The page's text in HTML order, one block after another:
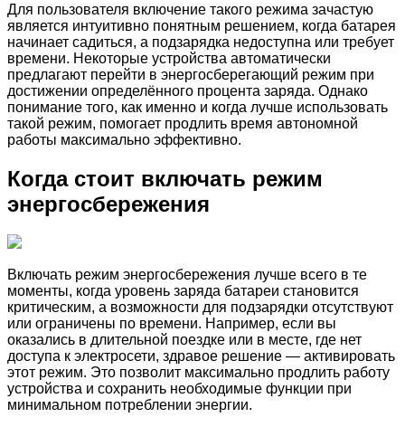
Для пользователя включение такого режима зачастую
является интуитивно понятным решением, когда батарея
начинает садиться, а подзарядка недоступна или требует
времени. Некоторые устройства автоматически
предлагают перейти в энергосберегающий режим при
достижении определённого процента заряда. Однако
понимание того, как именно и когда лучше использовать
такой режим, помогает продлить время автономной
работы максимально эффективно.
Когда стоит включать режим
энергосбережения
Включать режим энергосбережения лучше всего в те
моменты, когда уровень заряда батареи становится
критическим, а возможности для подзарядки отсутствуют
или ограничены по времени. Например, если вы
оказались в длительной поездке или в месте, где нет
доступа к электросети, здравое решение — активировать
этот режим. Это позволит максимально продлить работу
устройства и сохранить необходимые функции при
минимальном потреблении энергии.